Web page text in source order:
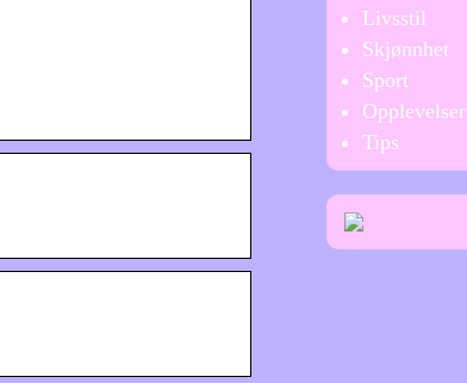
Livsstil
Skjønnhet
Sport
Opplevelser
Tips